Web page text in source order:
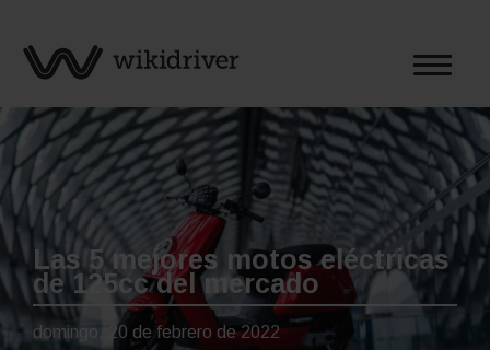
Las 5 mejores motos eléctricas
de 125cc del mercado
domingo, 20 de febrero de 2022